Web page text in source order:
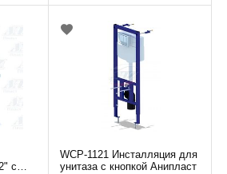
с
WCP-1121 Инсталляция для
унитаза с кнопкой Анипласт